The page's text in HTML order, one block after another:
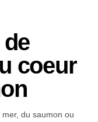
coeur
du saumon ou